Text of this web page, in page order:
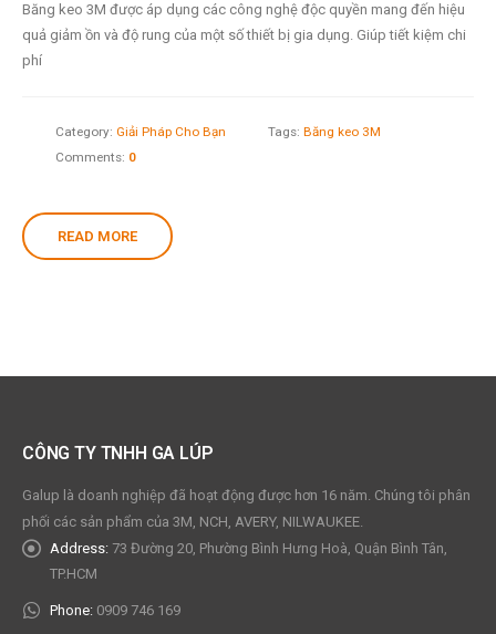
Băng keo 3M được áp dụng các công nghệ độc quyền mang đến hiệu
quả giảm ồn và độ rung của một số thiết bị gia dụng. Giúp tiết kiệm chi
phí
Category: Giải Pháp Cho Bạn Tags: Băng keo 3M
Comments: 0
READ MORE
CÔNG TY TNHH GA LÚP
Galup là doanh nghiệp đã hoạt động được hơn 16 năm. Chúng tôi phân
phối các sản phẩm của 3M, NCH, AVERY, NILWAUKEE.
Address: 73 Đường 20, Phường Bình Hưng Hoà, Quận Bình Tân,
TP.HCM
Phone: 0909 746 169